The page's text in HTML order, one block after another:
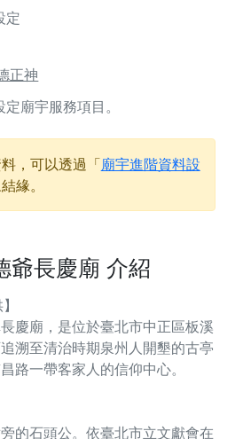
定
正神
定廟宇服務項目。
，可以透過「廟宇進階資料設
緣。
長慶廟 介紹
慶廟，是位於臺北市中正區板溪
溯至清治時期泉州人開墾的古亭
路一帶客家人的信仰中心。
的石頭公。依臺北市立文獻會在